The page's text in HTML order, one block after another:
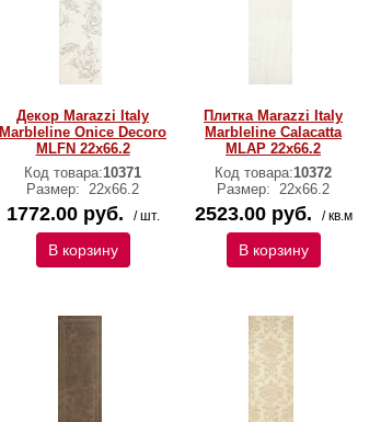
Декор Marazzi Italy
Marbleline Onice Decoro
MLFN 22х66.2
Код товара:10371
Размер: 22х66.2
1772.00 руб. / шт.
В корзину
Плитка Marazzi Italy
Marbleline Calacatta
MLAP 22х66.2
Код товара:10372
Размер: 22х66.2
2523.00 руб. / кв.м
В корзину